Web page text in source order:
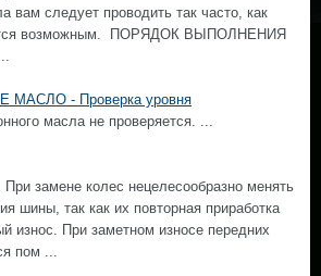
вам следует проводить так часто, как
возможным. ПОРЯДОК ВЫПОЛНЕНИЯ
- Проверка уровня
масла не проверяется. ...
замене колес нецелесообразно менять
шины, так как их повторная приработка
износ. При заметном износе передних
пом ...